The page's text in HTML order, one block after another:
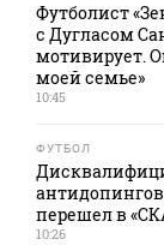
Футболист
с Дугласом
мотивирует.
моей семье»
10:45
ФУТБОЛ
перешел в
10:26